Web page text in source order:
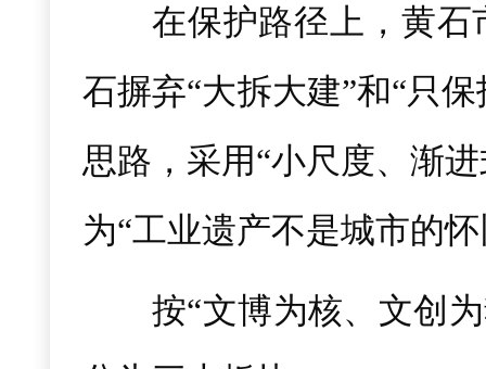
在保护路径上，黄
石摒弃“大拆大建”和“只
思路，采用“小尺度、渐
为“工业遗产不是城市的
按“文博为核、文创